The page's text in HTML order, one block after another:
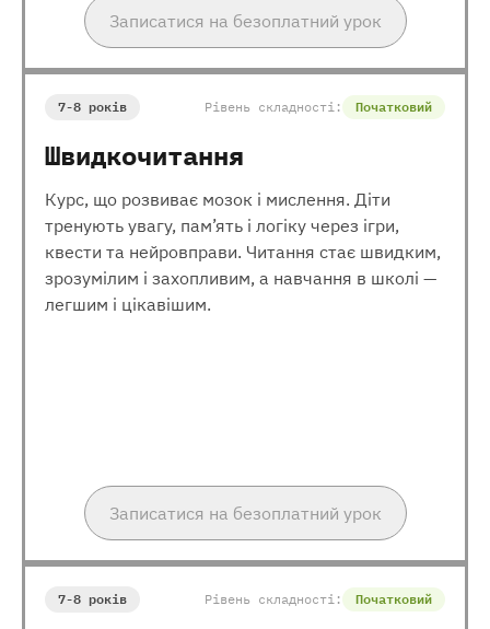
Записатися на безоплатний урок
7-8 років Рівень складності: Початковий
Швидкочитання
Курс, що розвиває мозок і мислення. Діти
тренують увагу, пам’ять і логіку через ігри,
квести та нейровправи. Читання стає швидким,
зрозумілим і захопливим, а навчання в школі —
легшим і цікавішим.
Записатися на безоплатний урок
7-8 років Рівень складності: Початковий